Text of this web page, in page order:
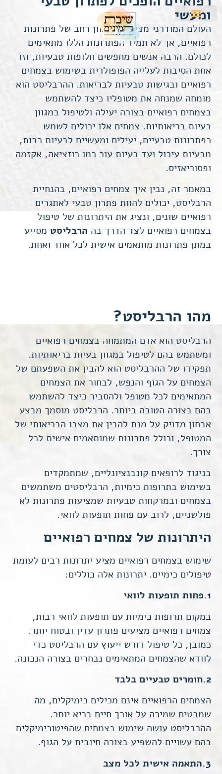
לתוכןומעשי
העולם המודרני מציע לנו מגוון רחב של פתרונות
רפואיים, אך לא תמיד הפתרונות הללו מתאימים
לכולם. הרבה אנשים מחפשים חלופות טבעיות, וזו
אחת הסיבות לעלייה הפופולרית בשימוש בצמחים
רפואיים ובגישות טבעיות לבריאות. ההרבליסט הוא
מומחה שמנחה את מטופליו כיצד להשתמש
בצמחים רפואיים בצורה יעילה ולטיפול במגוון
בעיות בריאותיות. צמחים אלו יכולים לשמש
כפתרונות טבעיים, יעילים ומעשיים לבעיות רבות,
מבעיות עיכול ועד בעיות עור כמו רוזציאה, אקזמה
ופסוריאזיס.
במאמר זה, נבין איך צמחים רפואיים, בהנחיית
הרבליסט, יכולים להוות פתרון טבעי לאתגרים
רפואיים שונים, ונציג את היתרונות של טיפול
בצמחים רפואיים לצד הדרך בה הרבליסט מסייע
במתן פתרונות מותאמים אישית לכל אחד ואחת.
מהו הרבליסט?
הרבליסט הוא אדם המתמחה בצמחים רפואיים
ומשתמש בהם לטיפול במגוון בעיות בריאותיות.
תפקידו של ההרבליסט הוא להבין את השפעתם של
הצמחים על הגוף והנפש, לבחור את הצמחים
המתאימים לכל מטופל ולהסביר כיצד להשתמש
בהם בצורה הטובה ביותר. הרבליסט מוסמך מבצע
אבחון מדויק על מנת להבין את מצבו הבריאותי של
המטופל, וכולל פתרונות שמותאמים אישית לכל
צורך.
בניגוד לרופאים קונבנציונליים, שמתמקדים
בשימוש בתרופות כימיות, הרבליסטים משתמשים
בצמחים ובמרקחות טבעיות שמציעות פתרונות לא
פולשניים, לרוב עם פחות תופעות לוואי.
היתרונות של צמחים רפואיים
שימוש בצמחים רפואיים מציע יתרונות רבים לעומת
טיפולים כימיים. יתרונות אלה כוללים:
1.פחות תופעות לוואי
במקום תרופות כימיות עם תופעות לוואי רבות,
צמחים רפואיים מציעים פתרון עדין ובטוח יותר.
כמובן, כל טיפול דורש ייעוץ עם הרבליסט כדי
לוודא שהצמחים המתאימים נבחרים בצורה הנכונה.
2.חומרים טבעיים בלבד
הצמחים הרפואיים אינם מכילים כימיקלים, מה
שמבטיח שמירה על אורך חיים בריא יותר.
ההרבליסט עושה שימוש בצמחים שהפיטוכימיקלים
בהם עשויים להשפיע בצורה חיובית על הגוף.
3.התאמה אישית לכל מצב
קובצי
אינם
אופציונליים.
הם נדרשים
להפעלת
האתר.
סטטיסטיקות
כדי שנוכל
ומבנהו,
בהתבסס על
אופן השימוש
באתר.
חוויית
כדי שהאתר
שלנו יעבוד
בצורה
ביקורך. אם
לקובצי
Cookie
אלו, חלק
להיעלם.
על ידי